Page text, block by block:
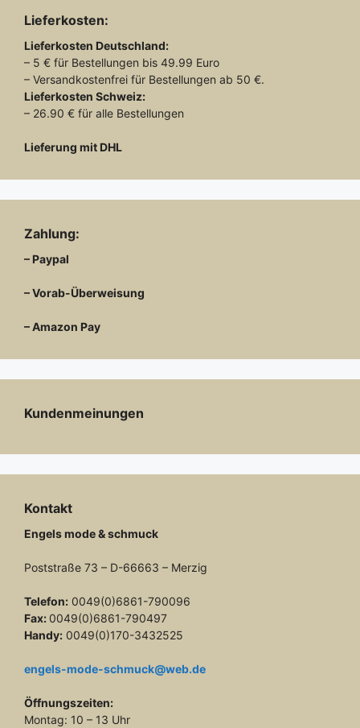
Lieferkosten:
Lieferkosten Deutschland:
– 5 € für Bestellungen bis 49.99 Euro
– Versandkostenfrei für Bestellungen ab 50 €.
Lieferkosten Schweiz:
– 26.90 € für alle Bestellungen
Lieferung mit DHL
Zahlung:
– Paypal
– Vorab-Überweisung
– Amazon Pay
Kundenmeinungen
Kontakt
Engels mode & schmuck
Poststraße 73 – D-66663 – Merzig
Telefon: 0049(0)6861-790096
Fax: 0049(0)6861-790497
Handy: 0049(0)170-3432525
engels-mode-schmuck@web.de
Öffnungszeiten:
Montag: 10 – 13 Uhr